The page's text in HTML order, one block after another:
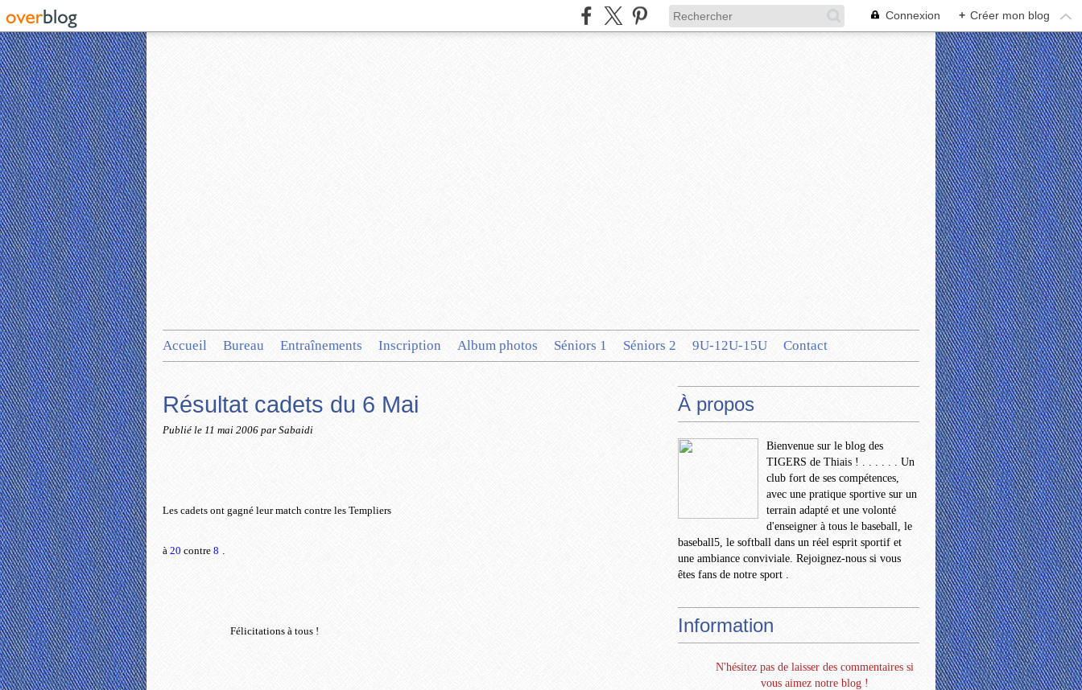
Connexion + Créer mon blog
Accueil Bureau Entraînements Inscription Album photos Séniors 1 Séniors 2 9U-12U-15U Contact
Résultat cadets du 6 Mai
Publié le 11 mai 2006 par Sabaidi
Les cadets ont gagné leur match contre les Templiers
à 20 contre 8 .
Félicitations à tous !
À propos
Bienvenue sur le blog des
TIGERS de Thiais ! . . . . . . Un
club fort de ses compétences,
avec une pratique sportive sur un
terrain adapté et une volonté
d'enseigner à tous le baseball, le
baseball5, le softball dans un réel esprit sportif et
une ambiance conviviale. Rejoignez-nous si vous
êtes fans de notre sport .
Information
N'hésitez pas de laisser des commentaires si
vous aimez notre blog !